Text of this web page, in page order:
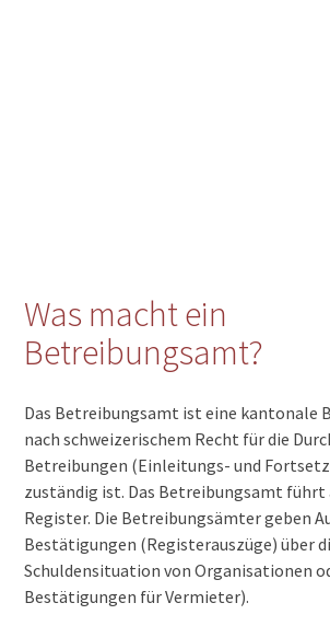
Was macht ein
Betreibungsamt?
Das Betreibungsamt ist eine kantonale
nach schweizerischem Recht für die
Betreibungen (Einleitungs- und
zuständig ist. Das Betreibungsamt führt
Register. Die Betreibungsämter geben
Bestätigungen (Registerauszüge) über
Schuldensituation von Organisationen
Bestätigungen für Vermieter).